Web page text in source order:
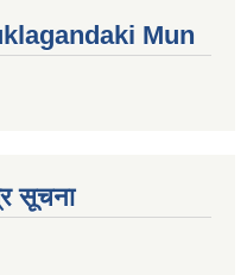
Mun
सूचना